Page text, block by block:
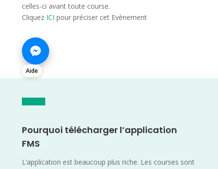
celles-ci avant toute course.
Cliquez ICI pour préciser cet Evènement
Aide
Pourquoi télécharger l’application
FMS
L’application est beaucoup plus riche. Les courses sont